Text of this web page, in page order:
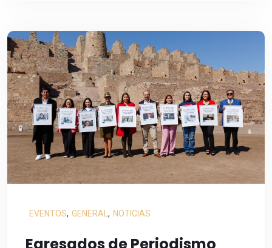
EVENTOS, GENERAL , NOTICIAS